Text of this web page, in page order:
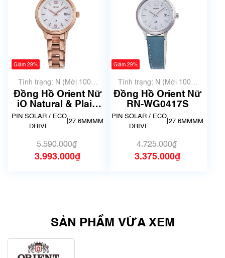
Giảm 29%
Tình trạng: N (Mới 100%
chưa qua sử dụng)
Đồng Hồ Orient Nữ
iO Natural & Plain
RN-WG0419S
PIN SOLAR / ECO
DRIVE
27.6MMMM
5.590.000₫
3.993.000₫
Giảm 29%
Tình trạng: N (Mới 100%
chưa qua sử dụng)
Đồng Hồ Orient Nữ
RN-WG0417S
PIN SOLAR / ECO
DRIVE
27.6MMMM
4.725.000₫
3.375.000₫
SẢN PHẨM VỪA XEM